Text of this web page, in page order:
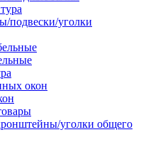
подвески/уголки
окон
уголки общего